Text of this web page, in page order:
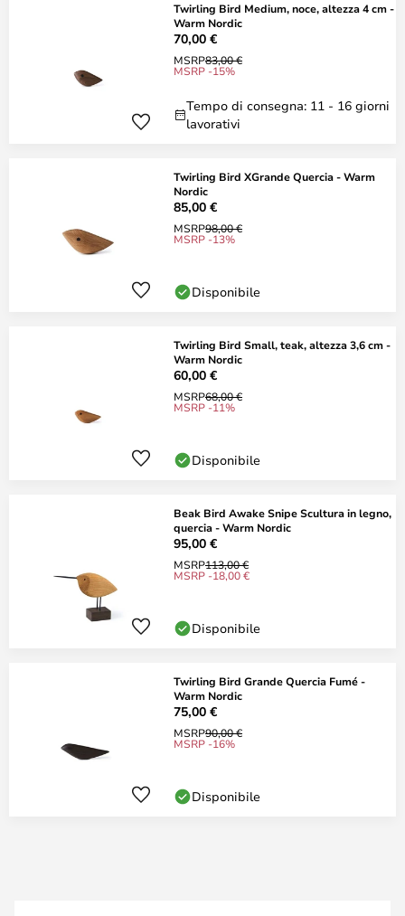
Twirling Bird Medium, noce, altezza 4 cm -
Warm Nordic
70,00 €
MSRP83,00 €
MSRP -15%
Tempo di consegna: 11 - 16 giorni
lavorativi
Twirling Bird XGrande Quercia - Warm
Nordic
85,00 €
MSRP98,00 €
MSRP -13%
Disponibile
Twirling Bird Small, teak, altezza 3,6 cm -
Warm Nordic
60,00 €
MSRP68,00 €
MSRP -11%
Disponibile
Beak Bird Awake Snipe Scultura in legno,
quercia - Warm Nordic
95,00 €
MSRP113,00 €
MSRP -18,00 €
Disponibile
Twirling Bird Grande Quercia Fumé -
Warm Nordic
75,00 €
MSRP90,00 €
MSRP -16%
Disponibile